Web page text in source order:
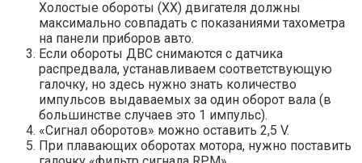
Холостые обороты (ХХ) двигателя должны
максимально совпадать с показаниями тахометра
на панели приборов авто.
Если обороты ДВС снимаются с датчика
распредвала, устанавливаем соответствующую
галочку, но здесь нужно знать количество
импульсов выдаваемых за один оборот вала (в
большинстве случаев это 1 импульс).
«Сигнал оборотов» можно оставить 2,5 V.
При плавающих оборотах мотора, нужно поставить